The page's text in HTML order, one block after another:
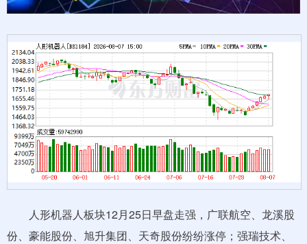
人形机器人板块12月25日早盘走强，广联航空、龙溪股
份、豪能股份、旭升集团、天奇股份纷纷涨停；强瑞技术、